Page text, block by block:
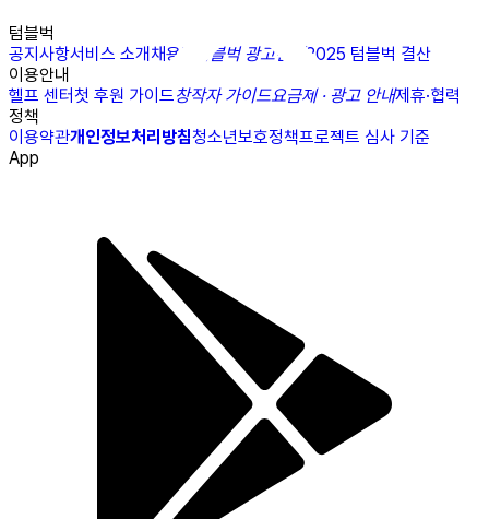
텀블벅
공지사항서비스 소개채용N 텀블벅 광고센터
2025 텀블벅 결산
이용안내
헬프 센터첫 후원 가이드창작자 가이드요금제 · 광고 안내제휴·협력
정책
이용약관개인정보처리방침청소년보호정책프로젝트 심사 기준
App